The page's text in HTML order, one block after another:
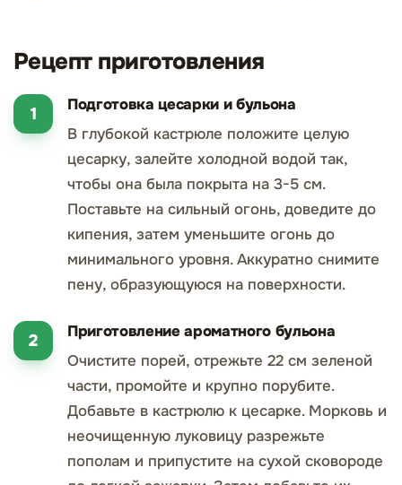
Рецепт приготовления
Подготовка цесарки и бульона
В глубокой кастрюле положите целую
цесарку, залейте холодной водой так,
чтобы она была покрыта на 3-5 см.
Поставьте на сильный огонь, доведите до
кипения, затем уменьшите огонь до
минимального уровня. Аккуратно снимите
пену, образующуюся на поверхности.
Приготовление ароматного бульона
Очистите порей, отрежьте 22 см зеленой
части, промойте и крупно порубите.
Добавьте в кастрюлю к цесарке. Морковь и
неочищенную луковицу разрежьте
пополам и припустите на сухой сковороде